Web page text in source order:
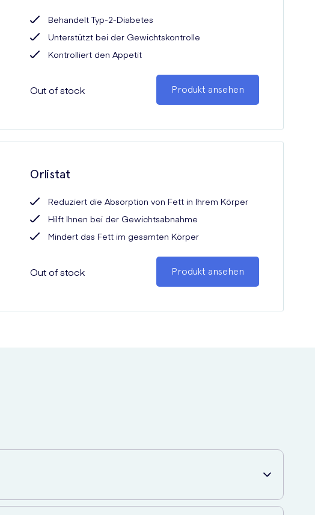
Behandelt Typ-2-Diabetes
Unterstützt bei der Gewichtskontrolle
Kontrolliert den Appetit
Out of stock Produkt ansehen
Orlistat
Reduziert die Absorption von Fett in Ihrem Körper
Hilft Ihnen bei der Gewichtsabnahme
Mindert das Fett im gesamten Körper
Out of stock Produkt ansehen
Medikamente vor. Diese leistungsstarken Medikamente